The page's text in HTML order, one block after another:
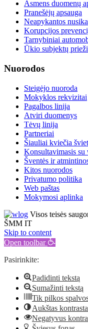
Asmens duomenų
Pranešėjų apsauga
Neapykantos
Korupcijos
Tarnybiniai
Ūkio subjektų
Nuorodos
Steigėjo nuoroda
Mokyklos rekvizitai
Pagalbos linija
Atviri duomenys
Tėvų linija
Partneriai
Šiauliai kviečia
Konsultavimasis su
Šventės ir
Kitos nuorodos
Privatumo politika
Web paštas
Mokymosi aplinka
Visos teisės
ŠMM IT
Skip to content
Open toolbar
Pasirinkite:
Padidinti tekstą
Sumažinti tekstą
Tik pilkos
Aukštas
Negatyvus